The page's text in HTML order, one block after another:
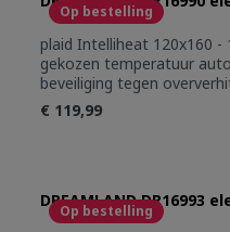
Op bestelling
plaid Intelliheat 120x160
gekozen temperatuur
beveiliging tegen
€ 119,99
Op bestelling
DREAMLAND DR16993